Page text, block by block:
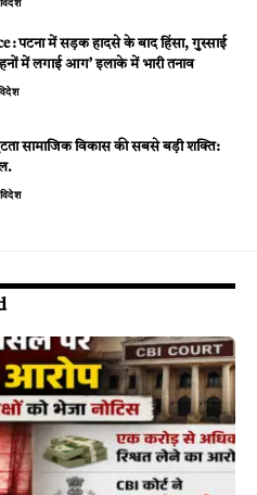
: पटना में सड़क हादसे के बाद हिंसा, गुस्साई
में लगाई आग’ इलाके में भारी तनाव
सामाजिक विकास की सबसे बड़ी शक्ति: